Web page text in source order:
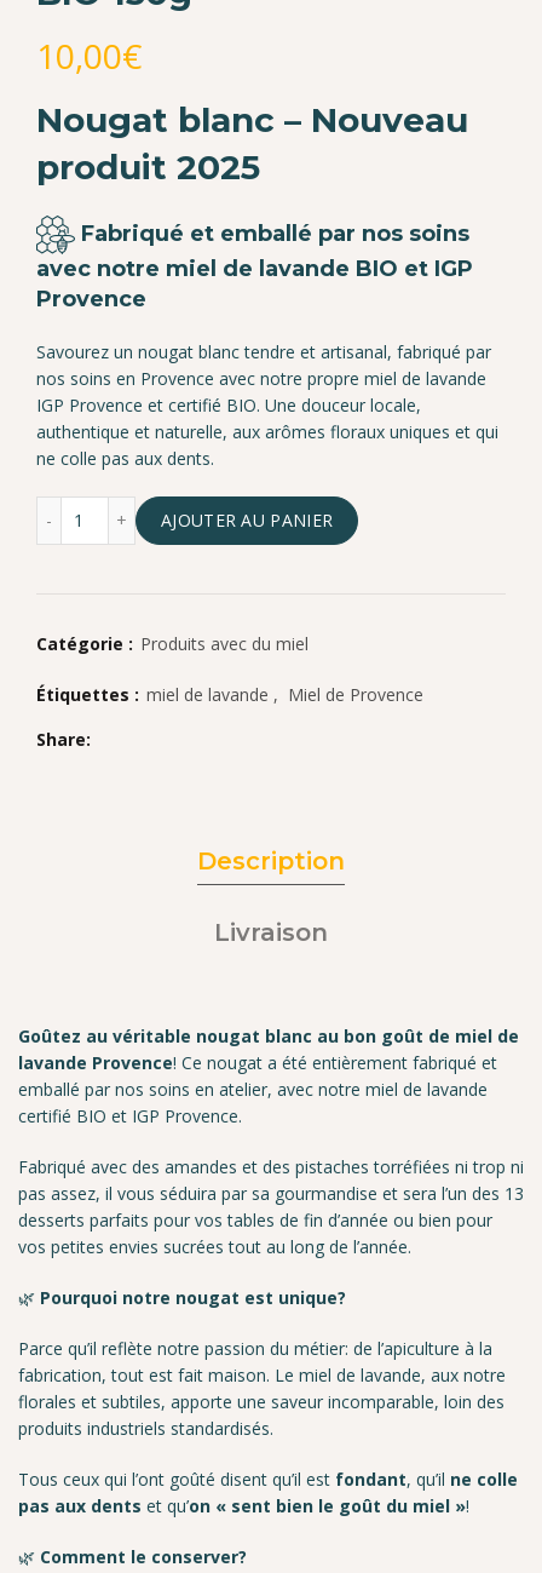
10,00€
Nougat blanc – Nouveau
produit 2025
Fabriqué et emballé par nos soins
avec notre miel de lavande BIO et IGP
Provence
Savourez un nougat blanc tendre et artisanal, fabriqué par
nos soins en Provence avec notre propre miel de lavande
IGP Provence et certifié BIO. Une douceur locale,
authentique et naturelle, aux arômes floraux uniques et qui
ne colle pas aux dents.
quantité de Nougat blanc tendre miel de lavande IGP
AJOUTER AU PANIER
Catégorie : Produits avec du miel
Étiquettes : miel de lavande , Miel de Provence
Share
Description
Livraison
Goûtez au véritable nougat blanc au bon goût de miel de
lavande Provence! Ce nougat a été entièrement fabriqué et
emballé par nos soins en atelier, avec notre miel de lavande
certifié BIO et IGP Provence.
Fabriqué avec des amandes et des pistaches torréfiées ni trop ni
pas assez, il vous séduira par sa gourmandise et sera l’un des 13
desserts parfaits pour vos tables de fin d’année ou bien pour
vos petites envies sucrées tout au long de l’année.
🌿 Pourquoi notre nougat est unique?
Parce qu’il reflète notre passion du métier: de l’apiculture à la
fabrication, tout est fait maison. Le miel de lavande, aux notre
florales et subtiles, apporte une saveur incomparable, loin des
produits industriels standardisés.
Tous ceux qui l’ont goûté disent qu’il est fondant, qu’il ne colle
pas aux dents et qu’on « sent bien le goût du miel »!
🌿 Comment le conserver?